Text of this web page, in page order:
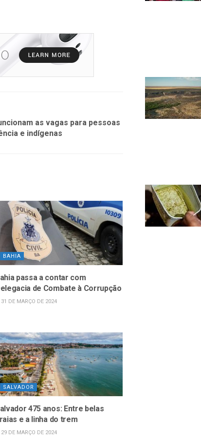
as vagas para pessoas
e indígenas
BAHIA
passa a contar com
de Combate à Corrupção
DE MARÇO DE 2024
SALVADOR
475 anos: Entre belas
e a linha do trem
DE MARÇO DE 2024